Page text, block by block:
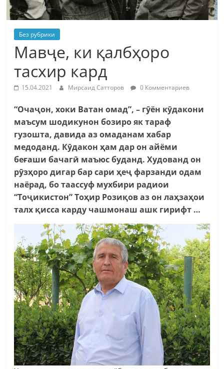
Без рубрики
Мавҷе, ки қалбҳоро
тасхир кард
15.04.2021 Мирсаид Сатторов 0 Комментариев
“Очаҷон, хоки Ватан омад”, – гӯён кӯдакони
маъсум шодикунон бозиро як тараф
гузошта, давида аз омаданам хабар
медоданд. Кӯдакон ҳам дар он айёми
беғаши бачагӣ маъюс буданд. Худованд он
рӯзҳоро дигар бар сари ҳеҷ фарзанди одам
наёрад, бо таассуф мухбири радиои
“Тоҷикистон” Тоҳир Розиқов аз он лаҳзаҳои
талх қисса карду чашмонаш ашк гирифт …